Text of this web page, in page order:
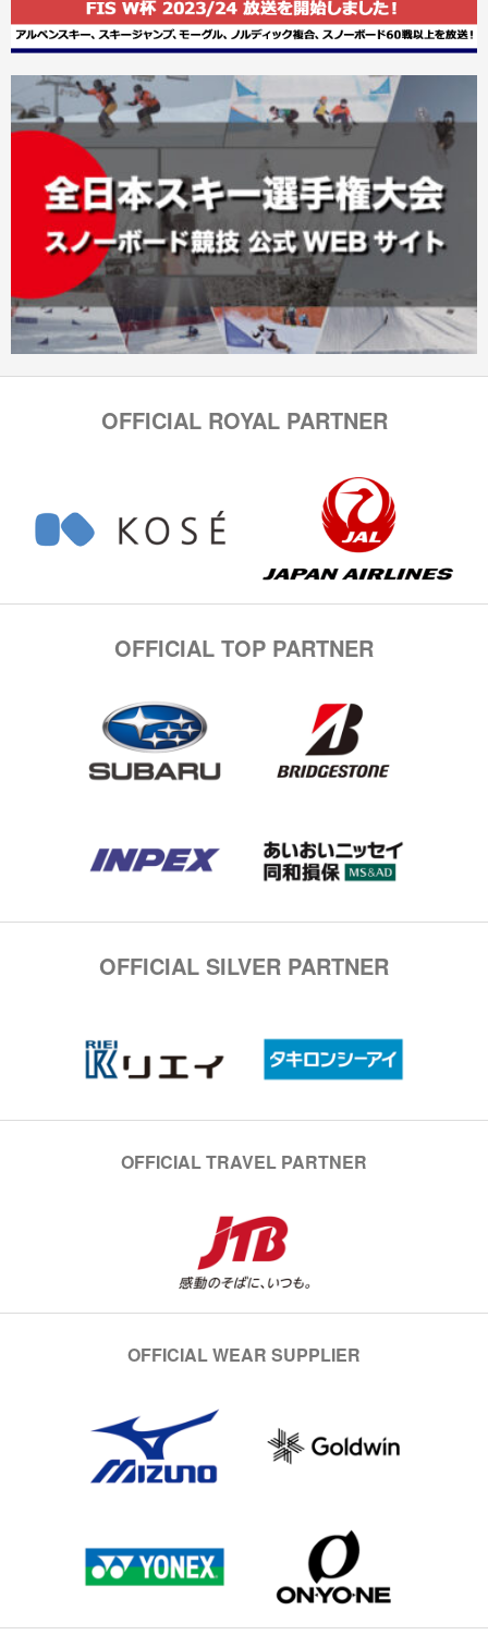
OFFICIAL ROYAL PARTNER
OFFICIAL TOP PARTNER
OFFICIAL SILVER PARTNER
OFFICIAL TRAVEL PARTNER
OFFICIAL WEAR SUPPLIER